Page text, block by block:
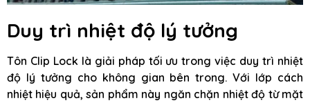
Duy trì nhiệt độ lý tưởng
Tôn Clip Lock là giải pháp tối ưu trong việc duy trì nhiệt
độ lý tưởng cho không gian bên trong. Với lớp cách
nhiệt hiệu quả, sản phẩm này ngăn chặn nhiệt độ từ mặt